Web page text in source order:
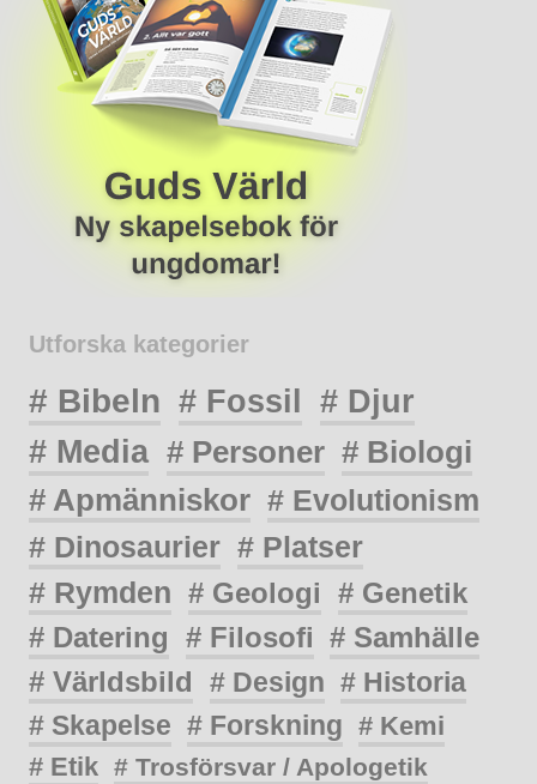
Utforska kategorier
# Bibeln # Fossil # Djur
# Media # Personer # Biologi
# Apmänniskor # Evolutionism
# Dinosaurier # Platser
# Rymden # Geologi # Genetik
# Datering # Filosofi # Samhälle
# Världsbild
# Design # Historia
# Skapelse # Forskning # Kemi
# Etik # Trosförsvar / Apologetik